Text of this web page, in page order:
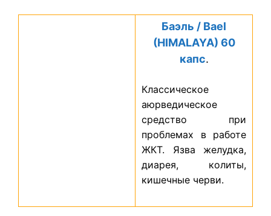
Баэль / Bael
(HIMALAYA) 60
капс.
Классическое
аюрведическое
средство при
проблемах в работе
ЖКТ. Язва желудка,
диарея, колиты,
кишечные черви.